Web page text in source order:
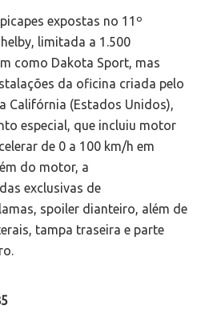
expostas no 11º
limitada a 1.500
como Dakota Sport, mas
da oficina criada pelo
Califórnia (Estados Unidos),
especial, que incluiu motor
de 0 a 100 km/h em
do motor, a
exclusivas de
spoiler dianteiro, além de
tampa traseira e parte